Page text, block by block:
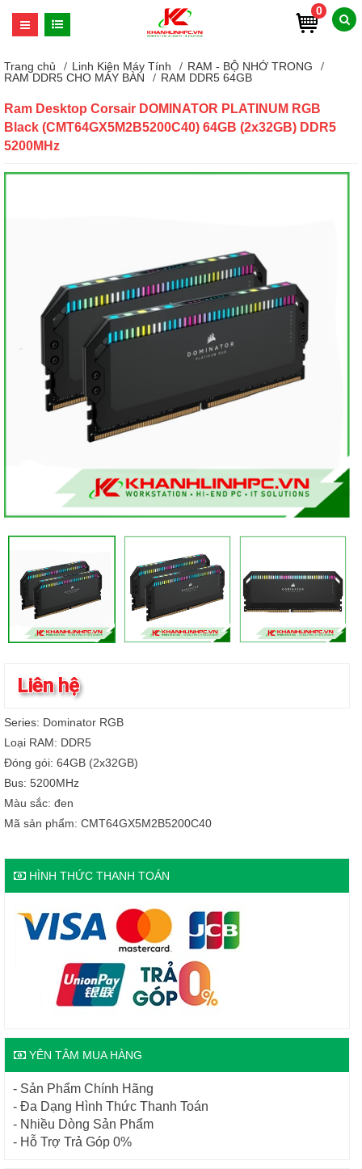
0
Trang chủ Linh Kiện Máy Tính
RAM - BỘ NHỚ TRONG
RAM DDR5 CHO MÁY BÀN
RAM DDR5 64GB
Ram Desktop Corsair DOMINATOR PLATINUM RGB
Black (CMT64GX5M2B5200C40) 64GB (2x32GB) DDR5
5200MHz
Liên hệ
Series: Dominator RGB
Loại RAM: DDR5
Đóng gói: 64GB (2x32GB)
Bus: 5200MHz
Màu sắc: đen
Mã sản phẩm: CMT64GX5M2B5200C40
HÌNH THỨC THANH TOÁN
YÊN TÂM MUA HÀNG
- Sản Phẩm Chính Hãng
- Đa Dạng Hình Thức Thanh Toán
- Nhiều Dòng Sản Phẩm
- Hỗ Trợ Trả Góp 0%